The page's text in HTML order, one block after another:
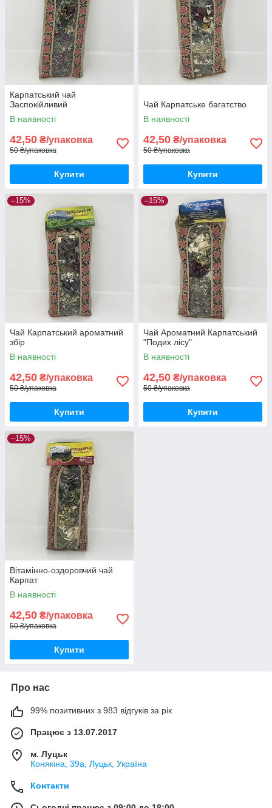
Карпатський чай
Заспокійливий
В наявності
42,50 ₴/упаковка
50 ₴/упаковка
Купити
Чай Карпатське багатство
В наявності
42,50 ₴/упаковка
50 ₴/упаковка
Купити
–15%
Чай Карпатський ароматний
збір
В наявності
42,50 ₴/упаковка
50 ₴/упаковка
Купити
–15%
Чай Ароматний Карпатський
"Подих лісу"
В наявності
42,50 ₴/упаковка
50 ₴/упаковка
Купити
–15%
Вітамінно-оздоровчий чай
Карпат
В наявності
42,50 ₴/упаковка
50 ₴/упаковка
Купити
Про нас
99% позитивних з 983 відгуків за рік
Працює з 13.07.2017
м. Луцьк
Конякіна, 39а, Луцьк, Україна
Контакти